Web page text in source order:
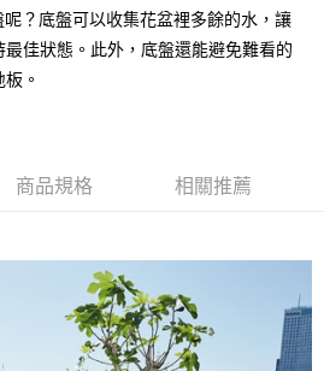
供個人資料，並將交易相關給付款項請求債
。
用他人資訊註冊。若發現惡意使用之情形，
止該用戶之使用額度並採取法律行動。
？底盤可以收集花盆裡多餘的水，讓
佳狀態。此外，底盤還能避免難看的
。
商品規格 相關推薦